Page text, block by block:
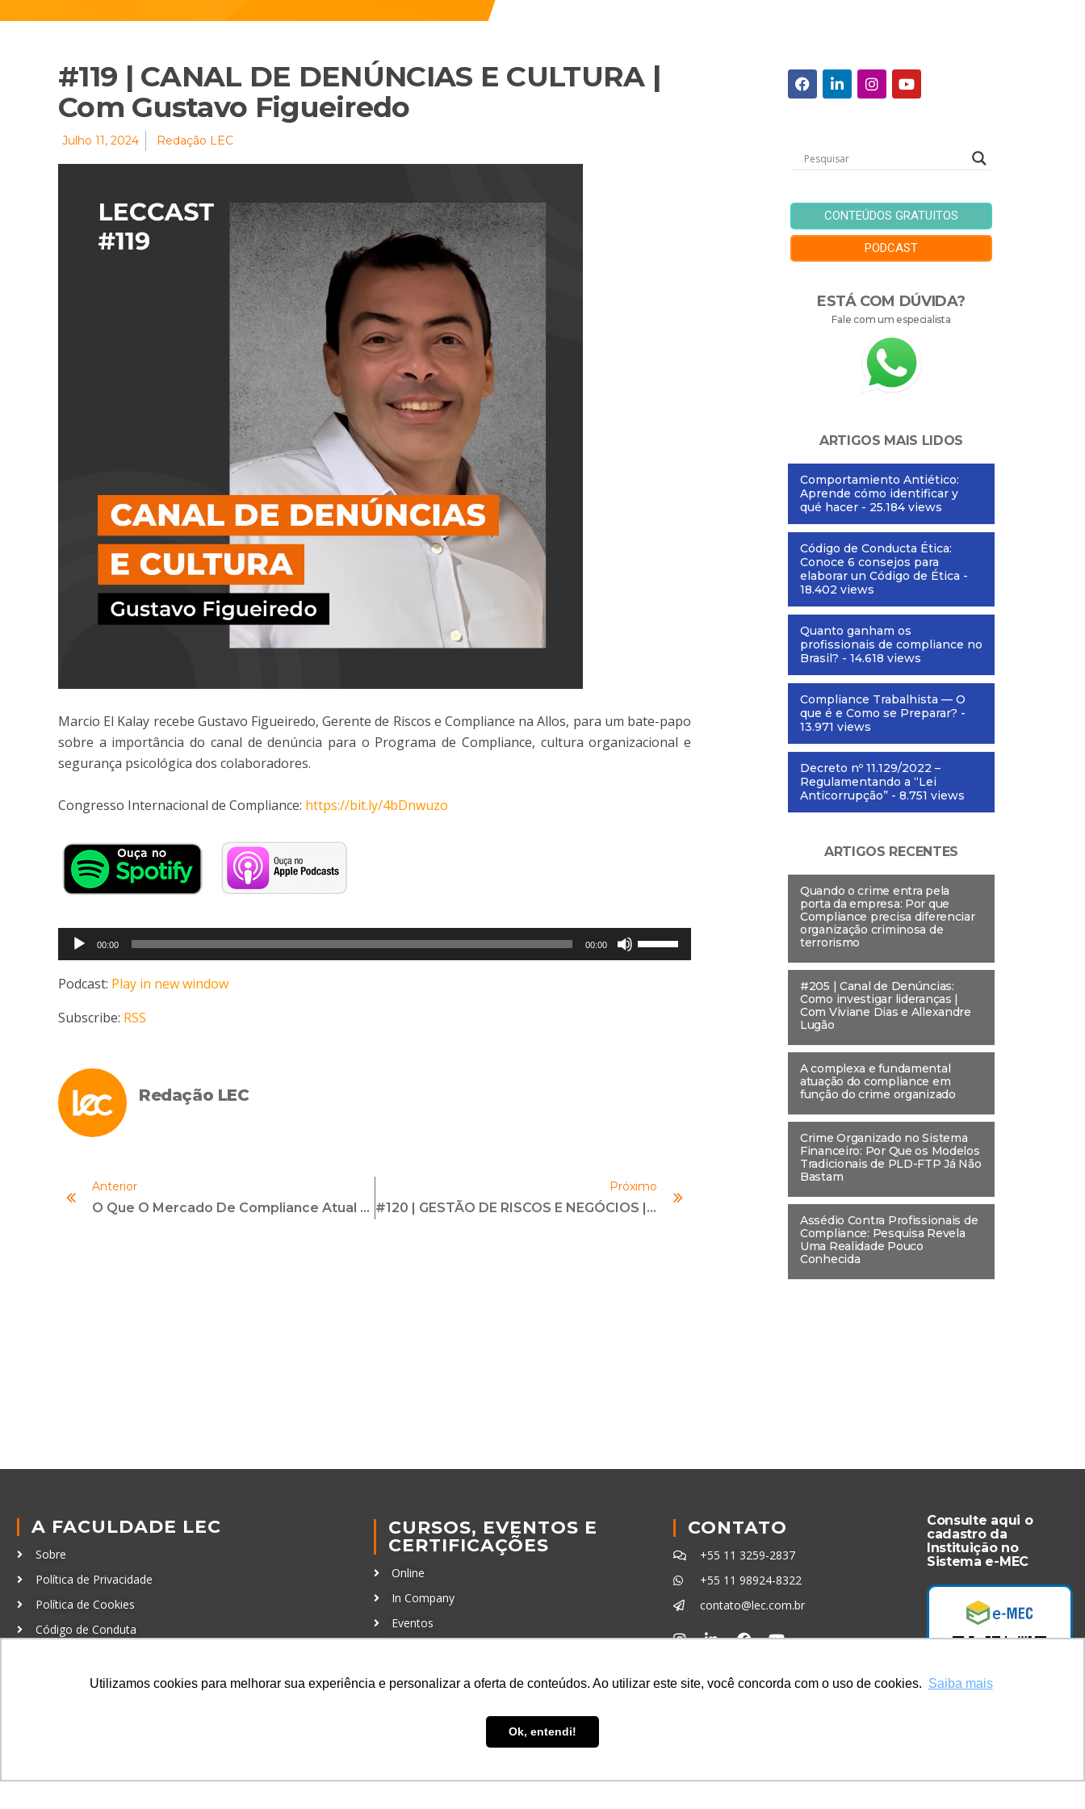
Utilizamos cookies para melhorar sua experiência e personalizar a oferta de conteúdos. Ao utilizar este site, você concorda com o uso de cookies. Saiba mais
Ok, entendi!
#119 | CANAL DE DENÚNCIAS E CULTURA |
Com Gustavo Figueiredo
Julho 11, 2024 Redação LEC
Marcio El Kalay recebe Gustavo Figueiredo, Gerente de Riscos e Compliance na Allos, para um bate-papo
sobre a importância do canal de denúncia para o Programa de Compliance, cultura organizacional e
segurança psicológica dos colaboradores.
Congresso Internacional de Compliance: https://bit.ly/4bDnwuzo
Tocador
de
áudio
00:00 00:00
as
o
volume.
Podcast: Play in new window
Subscribe: RSS
Redação LEC
Anterior
O Que O Mercado De Compliance Atual Necessita?
Próximo
#120 | GESTÃO DE RISCOS E NEGÓCIOS | Com Leonardo Tadeu
CONTEÚDOS GRATUITOS
PODCAST
ESTÁ COM DÚVIDA?
Fale com um especialista
ARTIGOS MAIS LIDOS
Comportamiento Antiético:
Aprende cómo identificar y
qué hacer - 25.184 views
Código de Conducta Ética:
Conoce 6 consejos para
elaborar un Código de Ética -
18.402 views
Quanto ganham os
profissionais de compliance no
Brasil? - 14.618 views
Compliance Trabalhista — O
que é e Como se Preparar? -
13.971 views
Decreto nº 11.129/2022 –
Regulamentando a “Lei
Anticorrupção” - 8.751 views
ARTIGOS RECENTES
Quando o crime entra pela
porta da empresa: Por que
Compliance precisa diferenciar
organização criminosa de
terrorismo
#205 | Canal de Denúncias:
Como investigar lideranças |
Com Viviane Dias e Allexandre
Lugão
A complexa e fundamental
atuação do compliance em
função do crime organizado
Crime Organizado no Sistema
Financeiro: Por Que os Modelos
Tradicionais de PLD-FTP Já Não
Bastam
Assédio Contra Profissionais de
Compliance: Pesquisa Revela
Uma Realidade Pouco
Conhecida
A FACULDADE LEC
Sobre
Política de Privacidade
Política de Cookies
Código de Conduta
CURSOS, EVENTOS E
CERTIFICAÇÕES
Online
In Company
Eventos
CONTATO
+55 11 3259-2837
+55 11 98924-8322
contato@lec.com.br
Consulte aqui o
cadastro da
Instituição no
Sistema e-MEC